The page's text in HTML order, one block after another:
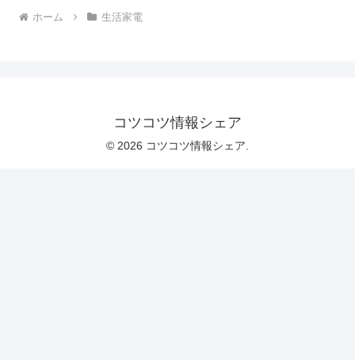
ホーム 生活家電
コツコツ情報シェア
© 2026 コツコツ情報シェア.